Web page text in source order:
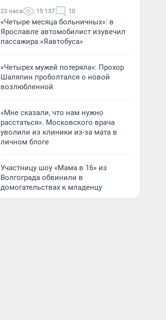
23 часа 15 137 10
«Четыре месяца больничных»: в
Ярославле автомобилист изувечил
пассажира «Яавтобуса»
«Четырех мужей потеряла»: Прохор
Шаляпин проболтался о новой
возлюбленной
«Мне сказали, что нам нужно
расстаться». Московского врача
уволили из клиники из-за мата в
личном блоге
Участницу шоу «Мама в 16» из
Волгограда обвинили в
домогательствах к младенцу